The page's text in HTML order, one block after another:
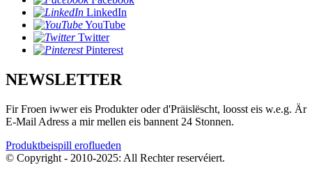
LinkedIn
YouTube
Twitter
Pinterest
NEWSLETTER
Fir Froen iwwer eis Produkter oder d'Präislëscht, loosst eis w.e.g. Är
E-Mail Adress a mir mellen eis bannent 24 Stonnen.
Produktbeispill eroflueden
© Copyright - 2010-2025: All Rechter reservéiert.